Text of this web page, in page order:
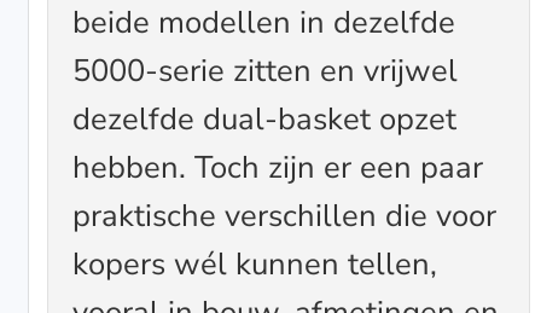
beide modellen in dezelfde
5000-serie zitten en vrijwel
dezelfde dual-basket opzet
hebben. Toch zijn er een paar
praktische verschillen die voor
kopers wél kunnen tellen,